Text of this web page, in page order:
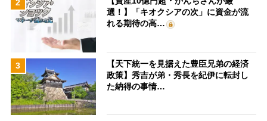
2
選！】「キオクシアの次」に資金が流
れる期待の高…
3
【天下統一を見据えた豊臣兄弟の経済
政策】秀吉が弟・秀長を紀伊に転封し
た納得の事情…